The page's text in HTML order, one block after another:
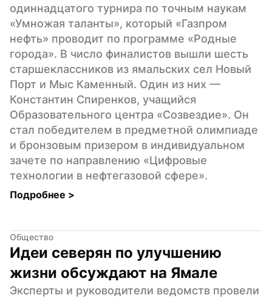
одиннадцатого турнира по точным наукам
«Умножая таланты», который «Газпром
нефть» проводит по программе «Родные
города». В число финалистов вышли шесть
старшеклассников из ямальских сел Новый
Порт и Мыс Каменный. Один из них —
Константин Спиренков, учащийся
Образовательного центра «Созвездие». Он
стал победителем в предметной олимпиаде
и бронзовым призером в индивидуальном
зачете по направлению «Цифровые
технологии в нефтегазовой сфере».
Подробнее >
Общество
Идеи северян по улучшению
жизни обсуждают на Ямале
Эксперты и руководители ведомств провели